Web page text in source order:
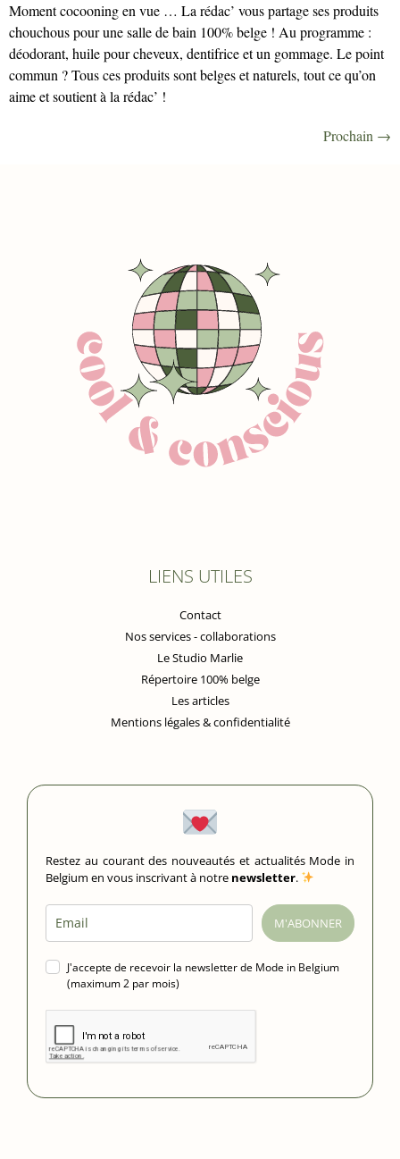
Moment cocooning en vue … La rédac’ vous partage ses produits
chouchous pour une salle de bain 100% belge ! Au programme :
déodorant, huile pour cheveux, dentifrice et un gommage. Le point
commun ? Tous ces produits sont belges et naturels, tout ce qu’on
aime et soutient à la rédac’ !
Prochain →
LIENS UTILES
Contact
Nos services - collaborations
Le Studio Marlie
Répertoire 100% belge
Les articles
Mentions légales & confidentialité
Restez au courant des nouveautés et actualités Mode in
Belgium en vous inscrivant à notre newsletter.
M'ABONNER
J'accepte de recevoir la newsletter de Mode in Belgium
(maximum 2 par mois)